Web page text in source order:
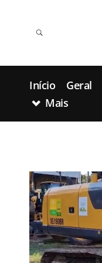
Início Geral
Mais